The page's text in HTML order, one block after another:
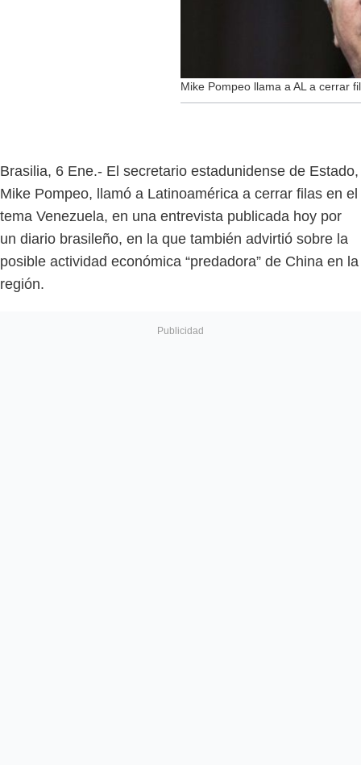
Mike Pompeo llama a AL a cerrar
Brasilia, 6 Ene.- El secretario estadunidense de Estado,
Mike Pompeo, llamó a Latinoamérica a cerrar filas en el
tema Venezuela, en una entrevista publicada hoy por
un diario brasileño, en la que también advirtió sobre la
posible actividad económica “predadora” de China en la
región.